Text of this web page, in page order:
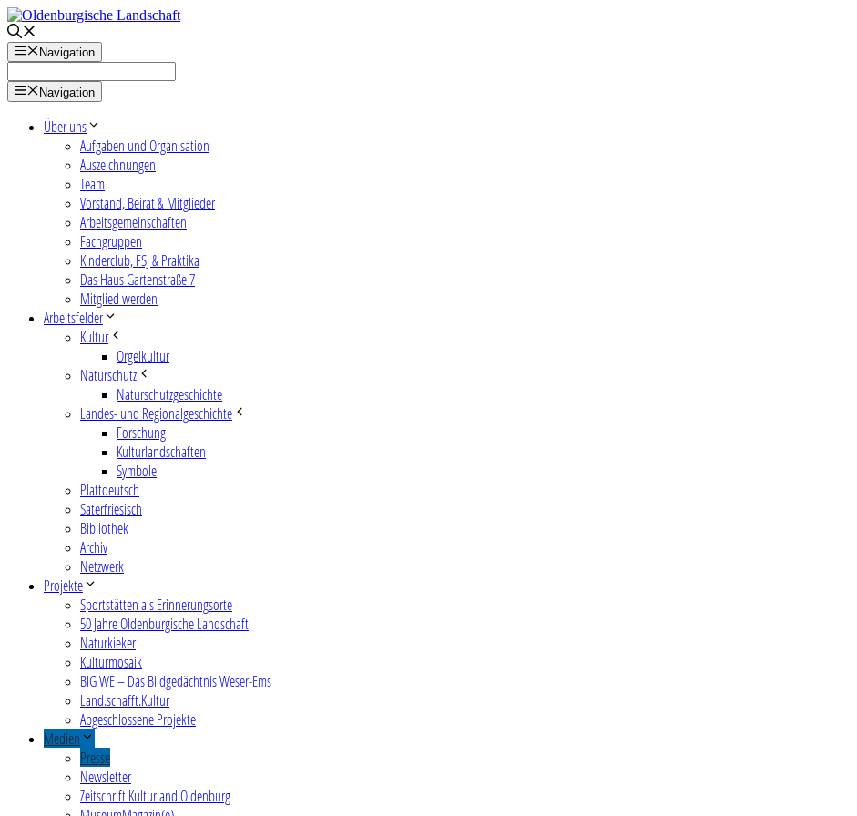
Zum
Inhalt
springenNavigation
Navigation
Über uns
Aufgaben und Organisation
Auszeichnungen
Team
Vorstand, Beirat & Mitglieder
Arbeitsgemeinschaften
Fachgruppen
Kinderclub, FSJ & Praktika
Das Haus Gartenstraße 7
Mitglied werden
Arbeitsfelder
Kultur
Orgelkultur
Naturschutz
Naturschutzgeschichte
Landes- und Regionalgeschichte
Forschung
Kulturlandschaften
Symbole
Plattdeutsch
Saterfriesisch
Bibliothek
Archiv
Netzwerk
Projekte
Sportstätten als Erinnerungsorte
50 Jahre Oldenburgische Landschaft
Naturkieker
Kulturmosaik
BIG WE – Das Bildgedächtnis Weser-Ems
Land.schafft.Kultur
Abgeschlossene Projekte
Medien
Presse
Newsletter
Zeitschrift Kulturland Oldenburg